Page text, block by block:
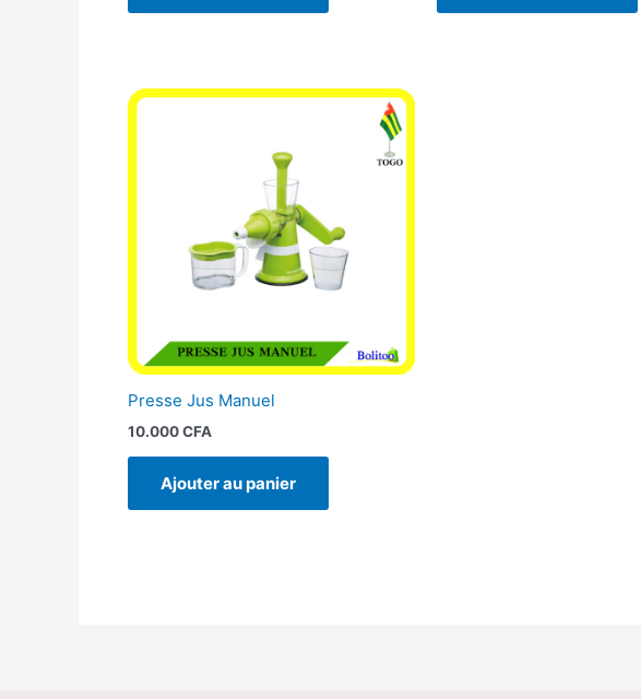
Presse Jus Manuel
10.000CFA
Ajouter au panier